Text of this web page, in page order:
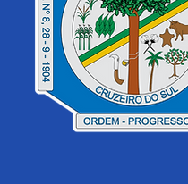
Prefeitura de Cruzeiro do
Sul abre inscrições para o
programa
Criativo do 9º Festival da
Farinha 2026